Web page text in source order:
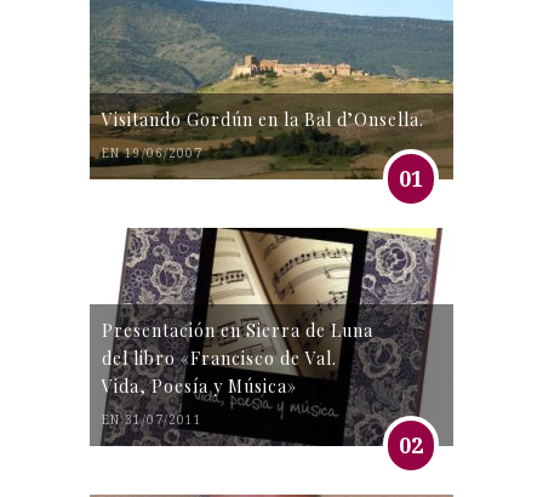
Visitando Gordún en la Bal d’Onsella.
EN 19/06/2007
01
Presentación en Sierra de Luna
del libro «Francisco de Val.
Vida, Poesía y Música»
EN 31/07/2011
02